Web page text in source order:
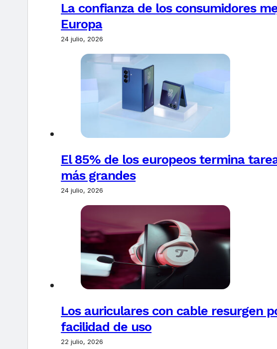
La confianza de los consumidores
Europa
24 julio, 2026
El 85% de los europeos termina
más grandes
24 julio, 2026
Los auriculares con cable resurgen
facilidad de uso
22 julio, 2026